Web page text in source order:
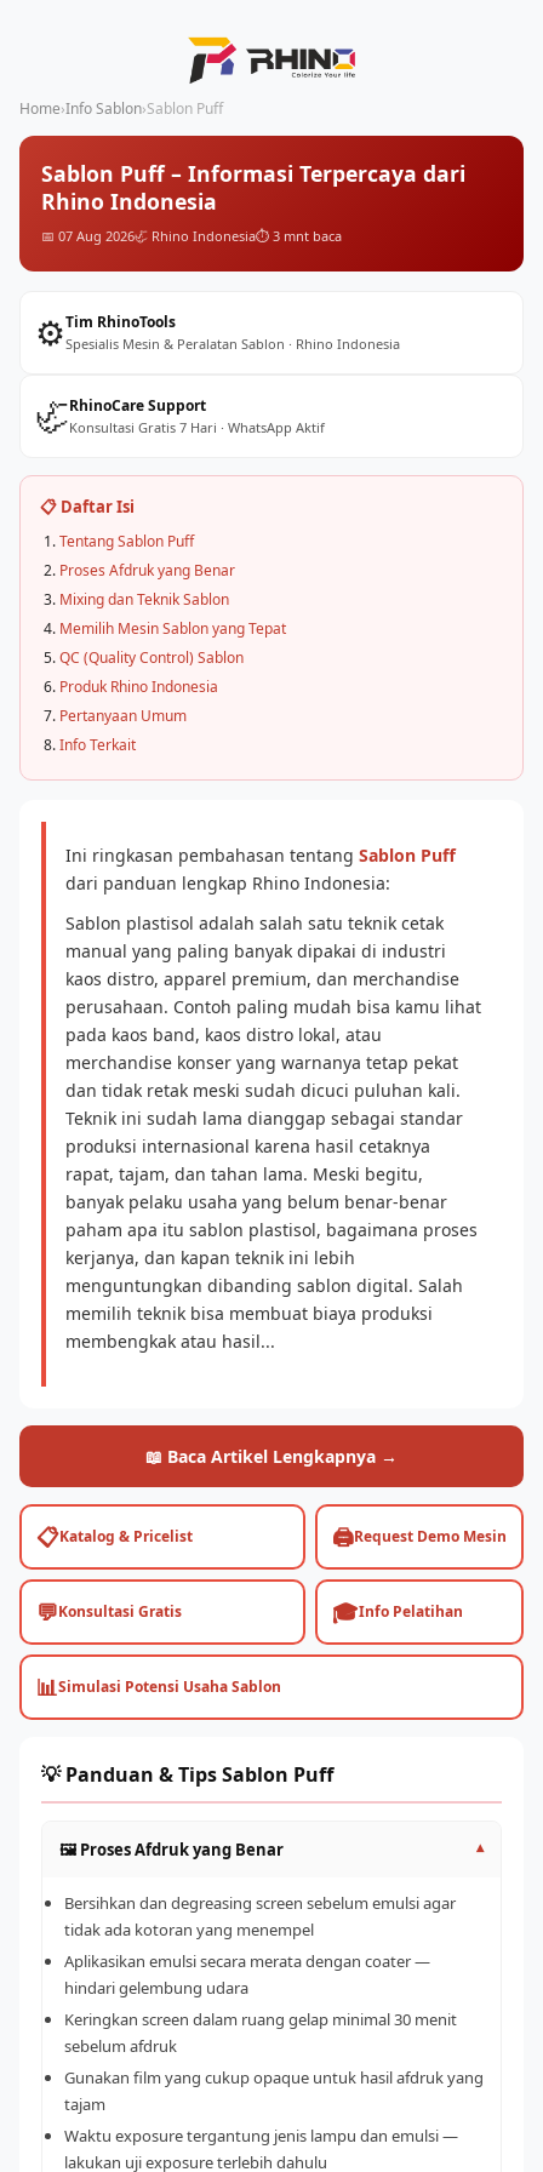
Home›Info Sablon›Sablon Puff
Sablon Puff – Informasi Terpercaya dari
Rhino Indonesia
📅 07 Aug 2026🦏 Rhino Indonesia⏱️ 3 mnt baca
⚙️Tim RhinoTools
Spesialis Mesin & Peralatan Sablon · Rhino Indonesia
🦏RhinoCare Support
Konsultasi Gratis 7 Hari · WhatsApp Aktif
📋 Daftar Isi
Tentang Sablon Puff
Proses Afdruk yang Benar
Mixing dan Teknik Sablon
Memilih Mesin Sablon yang Tepat
QC (Quality Control) Sablon
Produk Rhino Indonesia
Pertanyaan Umum
Info Terkait
Ini ringkasan pembahasan tentang Sablon Puff
dari panduan lengkap Rhino Indonesia:
Sablon plastisol adalah salah satu teknik cetak
manual yang paling banyak dipakai di industri
kaos distro, apparel premium, dan merchandise
perusahaan. Contoh paling mudah bisa kamu lihat
pada kaos band, kaos distro lokal, atau
merchandise konser yang warnanya tetap pekat
dan tidak retak meski sudah dicuci puluhan kali.
Teknik ini sudah lama dianggap sebagai standar
produksi internasional karena hasil cetaknya
rapat, tajam, dan tahan lama. Meski begitu,
banyak pelaku usaha yang belum benar-benar
paham apa itu sablon plastisol, bagaimana proses
kerjanya, dan kapan teknik ini lebih
menguntungkan dibanding sablon digital. Salah
memilih teknik bisa membuat biaya produksi
membengkak atau hasil...
📖 Baca Artikel Lengkapnya →
📋Katalog & Pricelist 🖨️Request Demo Mesin
💬Konsultasi Gratis 🎓Info Pelatihan
📊Simulasi Potensi Usaha Sablon
💡 Panduan & Tips Sablon Puff
🖼️ Proses Afdruk yang Benar ▾
Bersihkan dan degreasing screen sebelum emulsi agar
tidak ada kotoran yang menempel
Aplikasikan emulsi secara merata dengan coater —
hindari gelembung udara
Keringkan screen dalam ruang gelap minimal 30 menit
sebelum afdruk
Gunakan film yang cukup opaque untuk hasil afdruk yang
tajam
Waktu exposure tergantung jenis lampu dan emulsi —
lakukan uji exposure terlebih dahulu